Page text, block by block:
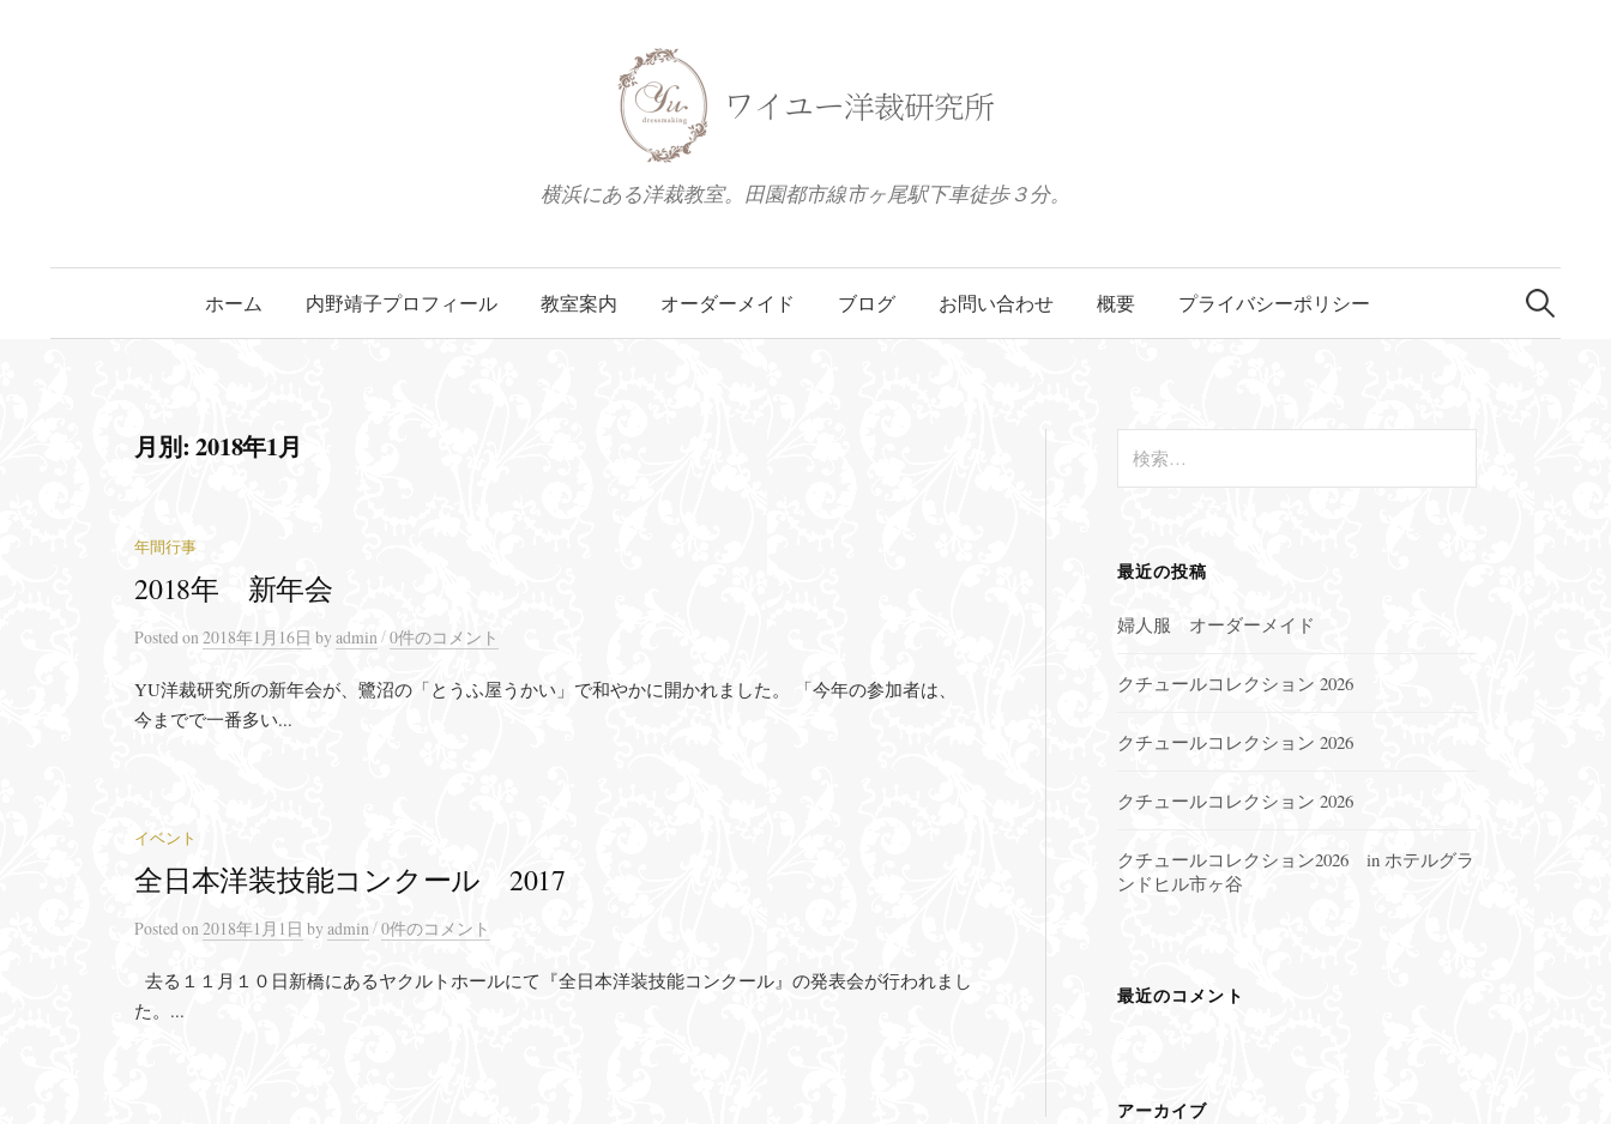
横浜にある洋裁教室。田園都市線市ヶ尾駅下車徒歩３分。
ホーム 内野靖子プロフィール 教室案内 オーダーメイド ブログ お問い合わせ 概要 プライバシーポリシー 検
月別: 2018年1月
年間行事
2018年 新年会
Postedon 2018年1月16日 by admin /0件のコメント
YU洋裁研究所の新年会が、鷺沼の「とうふ屋うかい」で和やかに開かれました。 「今年の参加者は、
今までで一番多い...
イベント
全日本洋装技能コンクール 2017
Postedon 2018年1月1日 by admin/0件のコメント
去る１１月１０日新橋にあるヤクルトホールにて『全日本洋装技能コンクール』の発表会が行われまし
た。...
索
最近の投稿
婦人服 オーダーメイド
クチュールコレクション 2026
クチュールコレクション 2026
クチュールコレクション 2026
クチュールコレクション2026 in ホテルグラ
ンドヒル市ヶ谷
最近のコメント
アーカイブ